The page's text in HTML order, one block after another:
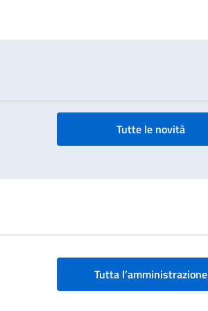
Tutte le novità
Tutta l’amministrazione